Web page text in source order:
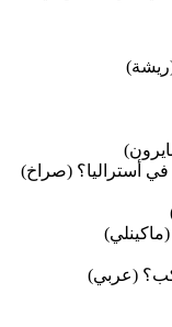
(ريشة)
في أستراليا؟ (صراخ)
(عربي)